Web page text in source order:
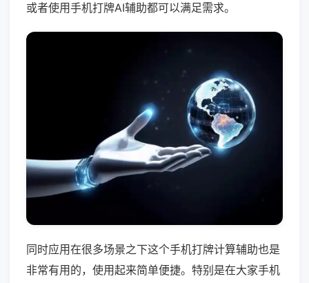
或者使用手机打牌AI辅助都可以满足需求。
同时应用在很多场景之下这个手机打牌计算辅助也是
非常有用的，使用起来简单便捷。特别是在大家手机